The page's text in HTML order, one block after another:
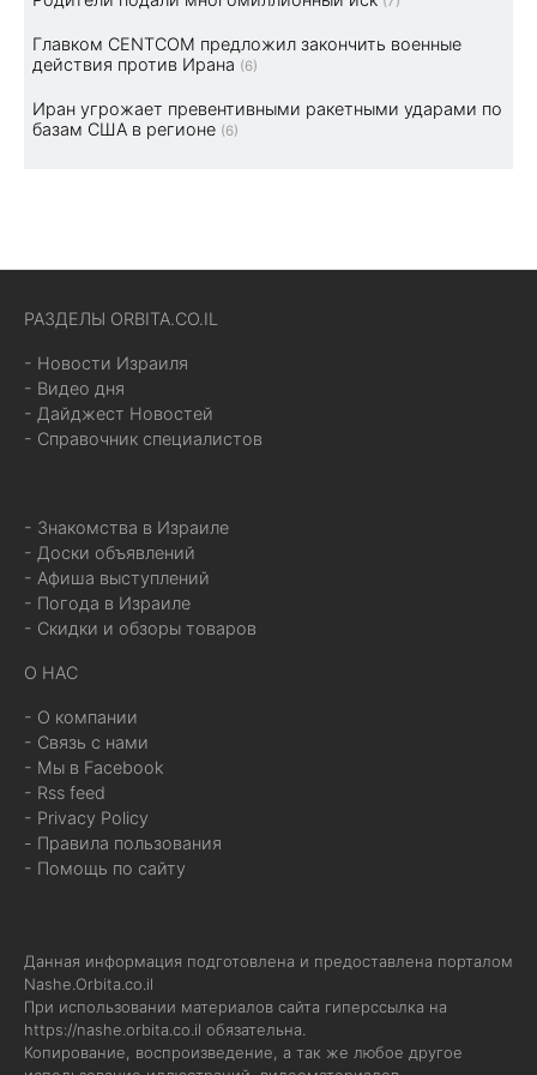
Главком CENTCOM предложил закончить военные
действия против Ирана (6)
Иран угрожает превентивными ракетными ударами по
базам США в регионе (6)
РАЗДЕЛЫ ORBITA.CO.IL
- Новости Израиля
- Видео дня
- Дайджест Новостей
- Справочник специалистов
- Знакомства в Израиле
- Доски объявлений
- Афиша выступлений
- Погода в Израиле
- Скидки и обзоры товаров
О НАС
- О компании
- Связь с нами
- Мы в Facebook
- Rss feed
- Privacy Policy
- Правила пользования
- Помощь по сайту
Данная информация подготовлена и предоставлена порталом
Nashe.Orbita.co.il
При использовании материалов сайта гиперссылка на
https://nashe.orbita.co.il обязательна.
Копирование, воспроизведение, а так же любое другое